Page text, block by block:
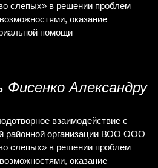
слепых» в решении проблем
оказание
помощи
Фисенко Александру
взаимодействие с
районной организации ВОО ООО
слепых» в решении проблем
оказание